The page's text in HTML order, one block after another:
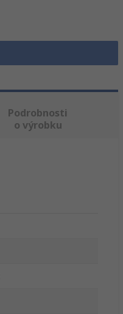
Podrobnosti
o výrobku